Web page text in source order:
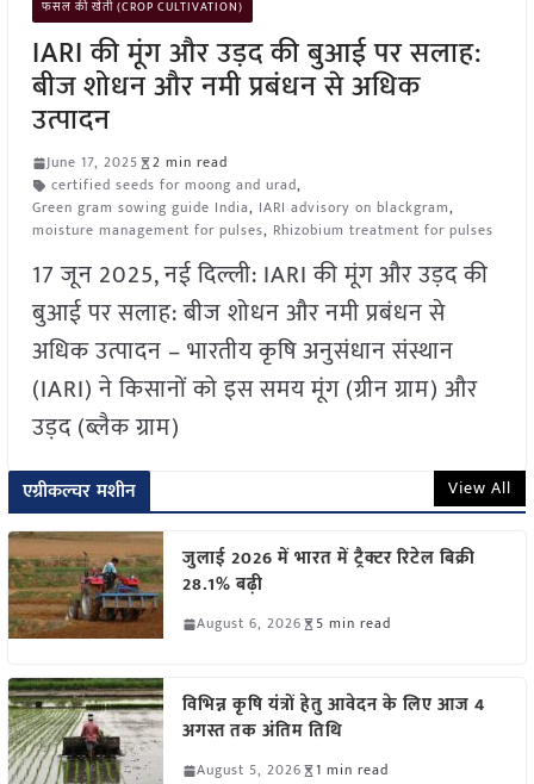
फसल की खेती (CROP CULTIVATION)
IARI की मूंग और उड़द की बुआई पर सलाह:
बीज शोधन और नमी प्रबंधन से अधिक
उत्पादन
June 17, 2025
2 min read
certified seeds for moong and urad,
Green gram sowing guide India, IARI advisory on blackgram,
moisture management for pulses, Rhizobium treatment for pulses
17 जून 2025, नई दिल्ली: IARI की मूंग और उड़द की
बुआई पर सलाह: बीज शोधन और नमी प्रबंधन से
अधिक उत्पादन – भारतीय कृषि अनुसंधान संस्थान
(IARI) ने किसानों को इस समय मूंग (ग्रीन ग्राम) और
उड़द (ब्लैक ग्राम)
एग्रीकल्चर मशीन View All
जुलाई 2026 में भारत में ट्रैक्टर रिटेल बिक्री
28.1% बढ़ी
August 6, 2026 5 min read
विभिन्न कृषि यंत्रों हेतु आवेदन के लिए आज 4
अगस्त तक अंतिम तिथि
August 5, 2026 1 min read